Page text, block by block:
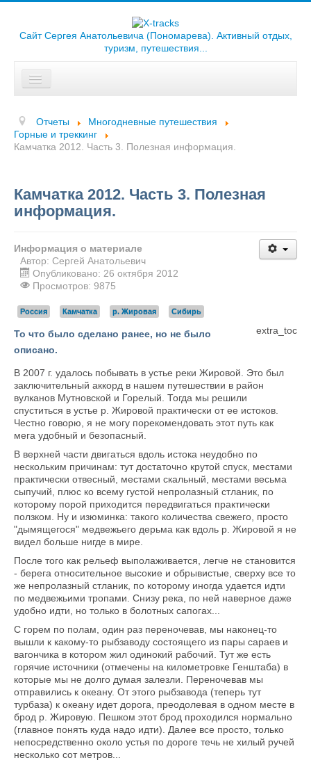
Сайт Сергея Анатольевича (Пономарева). Активный отдых,
туризм, путешествия...
Отчеты
Карты
Библиотека
Фотоальбомы
Ссылки
Отчеты
Многодневные путешествия
Горные и треккинг
Камчатка 2012. Часть 3. Полезная информация.
Камчатка 2012. Часть 3. Полезная
информация.
Информация о материале
Автор: Сергей Анатольевич
Опубликовано: 26 октября 2012
Просмотров: 9875
Россия Камчатка р. Жировая Сибирь
extra_toc
То что было сделано ранее, но не было
описано.
В 2007 г. удалось побывать в устье реки Жировой. Это был
заключительный аккорд в нашем путешествии в район
вулканов Мутновской и Горелый. Тогда мы решили
спуститься в устье р. Жировой практически от ее истоков.
Честно говорю, я не могу порекомендовать этот путь как
мега удобный и безопасный.
В верхней части двигаться вдоль истока неудобно по
нескольким причинам: тут достаточно крутой спуск, местами
практически отвесный, местами скальный, местами весьма
сыпучий, плюс ко всему густой непролазный стланик, по
которому порой приходится передвигаться практически
ползком. Ну и изюминка: такого количества свежего, просто
"дымящегося" медвежьего дерьма как вдоль р. Жировой я не
видел больше нигде в мире.
После того как рельеф выполаживается, легче не становится
- берега относительное высокие и обрывистые, сверху все то
же непролазный стланик, по которому иногда удается идти
по медвежьими тропами. Снизу река, по ней наверное даже
удобно идти, но только в болотных сапогах...
С горем по полам, один раз переночевав, мы наконец-то
вышли к какому-то рыбзаводу состоящего из пары сараев и
вагончика в котором жил одинокий рабочий. Тут же есть
горячие источники (отмечены на километровке Генштаба) в
которые мы не долго думая залезли. Переночевав мы
отправились к океану. От этого рыбзавода (теперь тут
турбаза) к океану идет дорога, преодолевая в одном месте в
брод р. Жировую. Пешком этот брод проходился нормально
(главное понять куда надо идти). Далее все просто, только
непосредственно около устья по дороге течь не хилый ручей
несколько сот метров...